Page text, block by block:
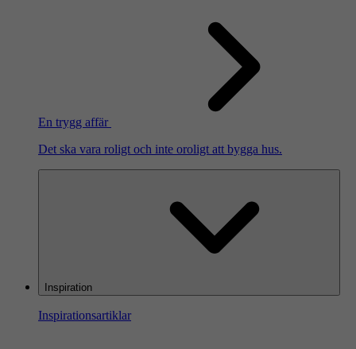
En trygg affär
Det ska vara roligt och inte oroligt att bygga hus.
Inspiration
Inspirationsartiklar